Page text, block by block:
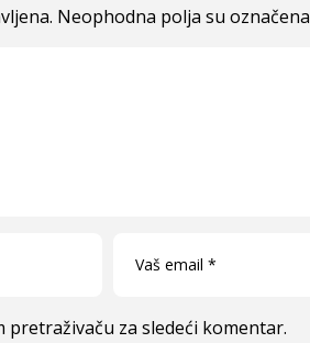
Neophodna polja su označena
pretraživaču za sledeći komentar.